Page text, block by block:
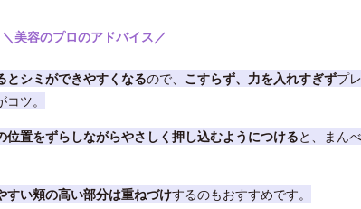
＼美容のプロのアドバイス／
とシミができやすくなるので、 こすらず、力を入れすぎずプ
ツ。
位置をずらしながらやさしく押し込むようにつけると、まん
すい頬の高い部分は重ねづけするのもおすすめです。